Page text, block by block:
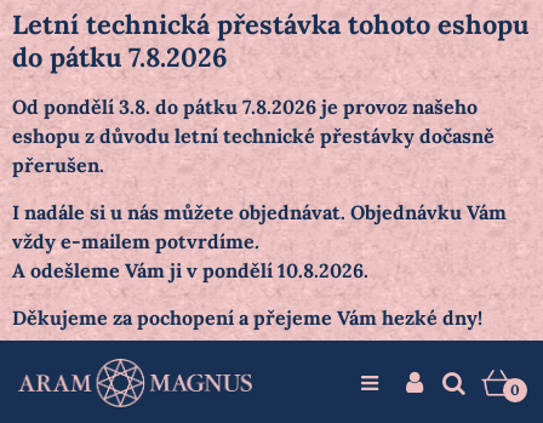
Letní technická přestávka tohoto eshopu
do pátku 7.8.2026
Od pondělí 3.8. do pátku 7.8.2026 je provoz našeho
eshopu z důvodu letní technické přestávky dočasně
přerušen.
I nadále si u nás můžete objednávat. Objednávku Vám
vždy e-mailem potvrdíme.
A odešleme Vám ji v pondělí 10.8.2026.
Děkujeme za pochopení a přejeme Vám hezké dny!
0